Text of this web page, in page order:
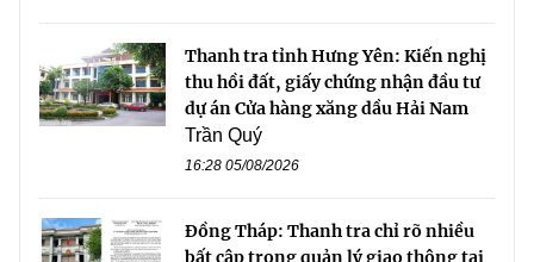
Thanh tra tỉnh Hưng Yên: Kiến nghị
thu hồi đất, giấy chứng nhận đầu tư
dự án Cửa hàng xăng dầu Hải Nam
Trần Quý
16:28 05/08/2026
Đồng Tháp: Thanh tra chỉ rõ nhiều
bất cập trong quản lý giao thông tại